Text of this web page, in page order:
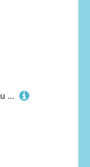
renvena Damen Meerjungfrau Kostüm Glänzend Metallic Bodysuit Ärmellos Body mit Armstulpen Shiny Fasching Karneval Rollenspiel Kostüm Rosa S